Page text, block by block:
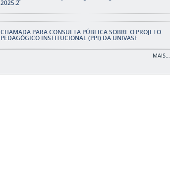
2025.2
CHAMADA PARA CONSULTA PÚBLICA SOBRE O PROJETO
PEDAGÓGICO INSTITUCIONAL (PPI) DA UNIVASF
MAIS…